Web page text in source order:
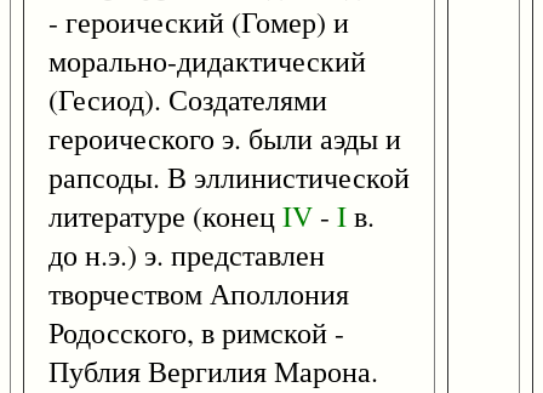
- героический (Гомер) и
морально-дидактический
(Гесиод). Создателями
героического э. были аэды и
рапсоды. В эллинистической
литературе (конецIV - Iв.
до н.э.) э. представлен
творчеством Аполлония
Родосского, в римской -
Публия Вергилия Марона.